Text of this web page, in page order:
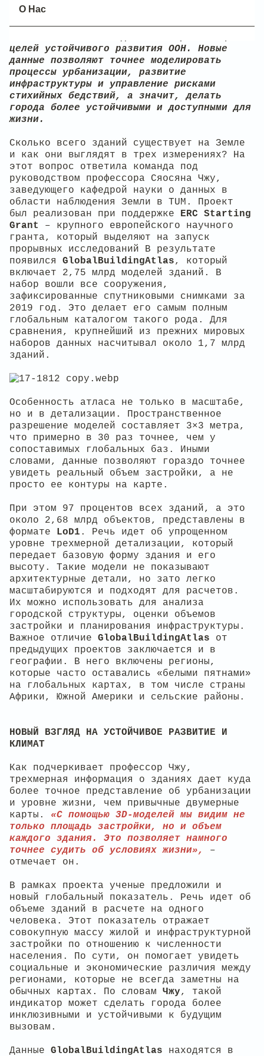
О Нас
застроенную поверхность Земли, и его уже
сейчас называют ключевым инструментом для
целей устойчивого развития ООН. Новые
данные позволяют точнее моделировать
процессы урбанизации, развитие
инфраструктуры и управление рисками
стихийных бедствий, а значит, делать
города более устойчивыми и доступными для
жизни.
Сколько всего зданий существует на Земле
и как они выглядят в трех измерениях? На
этот вопрос ответила команда под
руководством профессора Сяосяна Чжу,
заведующего кафедрой науки о данных в
области наблюдения Земли в TUM. Проект
был реализован при поддержке ERC Starting
Grant – крупного европейского научного
гранта, который выделяют на запуск
прорывных исследований В результате
появился GlobalBuildingAtlas, который
включает 2,75 млрд моделей зданий. В
набор вошли все сооружения,
зафиксированные спутниковыми снимками за
2019 год. Это делает его самым полным
глобальным каталогом такого рода. Для
сравнения, крупнейший из прежних мировых
наборов данных насчитывал около 1,7 млрд
зданий.
Особенность атласа не только в масштабе,
но и в детализации. Пространственное
разрешение моделей составляет 3×3 метра,
что примерно в 30 раз точнее, чем у
сопоставимых глобальных баз. Иными
словами, данные позволяют гораздо точнее
увидеть реальный объем застройки, а не
просто ее контуры на карте.
При этом 97 процентов всех зданий, а это
около 2,68 млрд объектов, представлены в
формате LoD1 . Речь идет об упрощенном
уровне трехмерной детализации, который
передает базовую форму здания и его
высоту. Такие модели не показывают
архитектурные детали, но зато легко
масштабируются и подходят для расчетов.
Их можно использовать для анализа
городской структуры, оценки объемов
застройки и планирования инфраструктуры.
Важное отличие GlobalBuildingAtlas от
предыдущих проектов заключается и в
географии. В него включены регионы,
которые часто оставались «белыми пятнами»
на глобальных картах, в том числе страны
Африки, Южной Америки и сельские районы.
НОВЫЙ ВЗГЛЯД НА УСТОЙЧИВОЕ РАЗВИТИЕ И
КЛИМАТ
Как подчеркивает профессор Чжу,
трехмерная информация о зданиях дает куда
более точное представление об урбанизации
и уровне жизни, чем привычные двумерные
карты. «С помощью 3D-моделей мы видим не
только площадь застройки, но и объем
каждого здания. Это позволяет намного
точнее судить об условиях жизни», –
отмечает он.
В рамках проекта ученые предложили и
новый глобальный показатель. Речь идет об
объеме зданий в расчете на одного
человека. Этот показатель отражает
совокупную массу жилой и инфраструктурной
застройки по отношению к численности
населения. По сути, он помогает увидеть
социальные и экономические различия между
регионами, которые не всегда заметны на
обычных картах. По словам Чжу, такой
индикатор может сделать города более
инклюзивными и устойчивыми к будущим
вызовам.
Данные GlobalBuildingAtlas находятся в